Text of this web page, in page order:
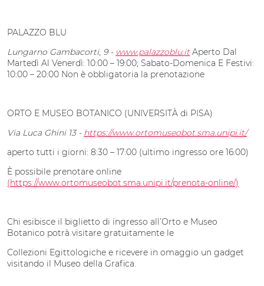
PALAZZO BLU
Lungarno Gambacorti, 9 - www.palazzoblu.it Aperto Dal
Martedì Al Venerdì: 10:00 – 19:00; Sabato-Domenica E Festivi:
10:00 – 20:00 Non è obbligatoria la prenotazione
ORTO E MUSEO BOTANICO (UNIVERSITÀ di PISA)
Via Luca Ghini 13 - https://www.ortomuseobot.sma.unipi.it/
aperto tutti i giorni: 8:30 – 17:00 (ultimo ingresso ore 16:00)
È possibile prenotare online
(https://www.ortomuseobot.sma.unipi.it/prenota-online/)
Chi esibisce il biglietto di ingresso all’Orto e Museo
Botanico potrà visitare gratuitamente le
Collezioni Egittologiche e ricevere in omaggio un gadget
visitando il Museo della Grafica.